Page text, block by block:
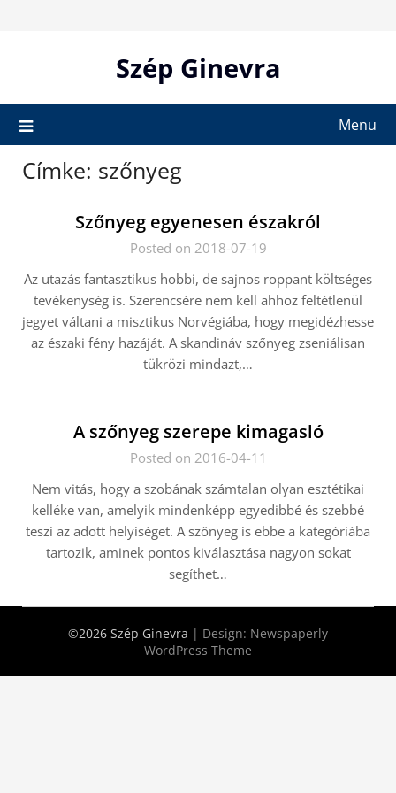
Szép Ginevra
Menu
Címke: szőnyeg
Szőnyeg egyenesen északról
Posted on 2018-07-19
Az utazás fantasztikus hobbi, de sajnos roppant költséges
tevékenység is. Szerencsére nem kell ahhoz feltétlenül
jegyet váltani a misztikus Norvégiába, hogy megidézhesse
az északi fény hazáját. A skandináv szőnyeg zseniálisan
tükrözi mindazt,…
A szőnyeg szerepe kimagasló
Posted on 2016-04-11
Nem vitás, hogy a szobának számtalan olyan esztétikai
kelléke van, amelyik mindenképp egyedibbé és szebbé
teszi az adott helyiséget. A szőnyeg is ebbe a kategóriába
tartozik, aminek pontos kiválasztása nagyon sokat
segíthet…
©2026 Szép Ginevra | Design: Newspaperly
WordPress Theme